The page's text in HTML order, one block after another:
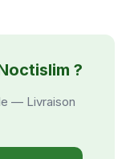
?
— Livraison